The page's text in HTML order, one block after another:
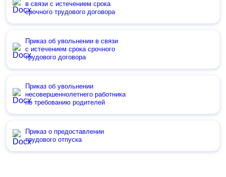
в связи с истечением срока
срочного трудового договора
Приказ об увольнении в связи
с истечением срока срочного
трудового договора
Приказ об увольнении
несовершеннолетнего работника
по требованию родителей
Приказ о предоставлении
трудового отпуска